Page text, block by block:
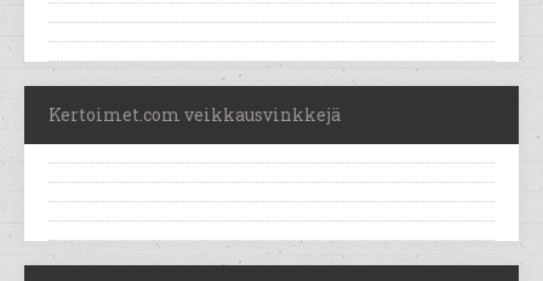
Kertoimet.com veikkausvinkkejä